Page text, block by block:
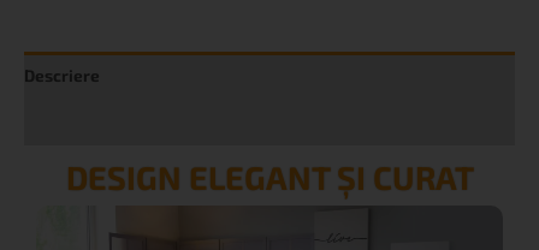
Descriere
DESIGN ELEGANT ȘI CURAT